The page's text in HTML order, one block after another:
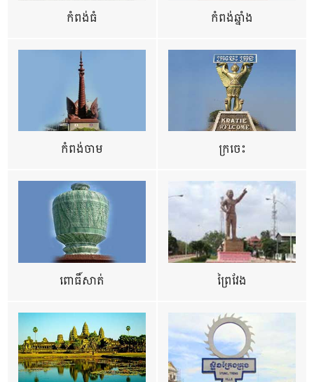
កំពង់ធំ កំពង់ឆ្នាំង
កំពង់ចាម ក្រចេះ
ពោធិ៍សាត់ ព្រៃវែង